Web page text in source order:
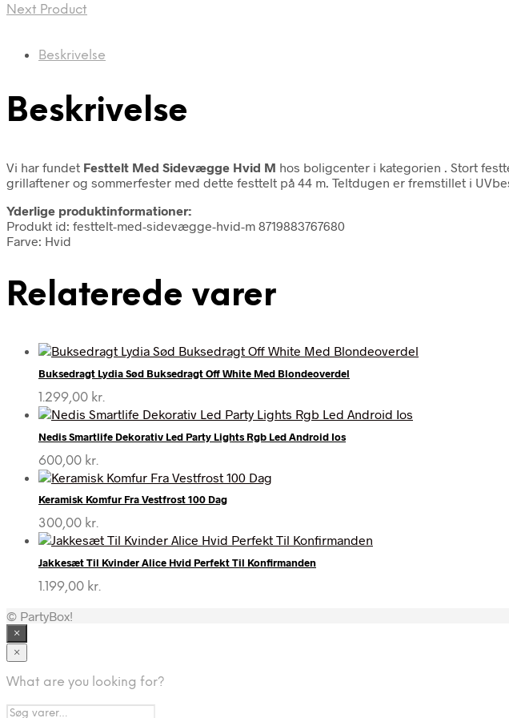
Next Product
Beskrivelse
Beskrivelse
Vi har fundet Festtelt Med Sidevægge Hvid M hos boligcenter i kategorien
. Stort
grillaftener og sommerfester med dette festtelt på 44 m. Teltdugen er fremstillet i
Yderlige produktinformationer:
Produkt id: festtelt-med-sidevægge-hvid-m 8719883767680
Farve: Hvid
Relaterede varer
Buksedragt Lydia Sød Buksedragt Off White Med Blondeoverdel
1.299,00 kr.
Nedis Smartlife Dekorativ Led Party Lights Rgb Led Android Ios
600,00 kr.
Keramisk Komfur Fra Vestfrost 100 Dag
300,00 kr.
Jakkesæt Til Kvinder Alice Hvid Perfekt Til Konfirmanden
1.199,00 kr.
© PartyBox!
×
×
What are you looking for?